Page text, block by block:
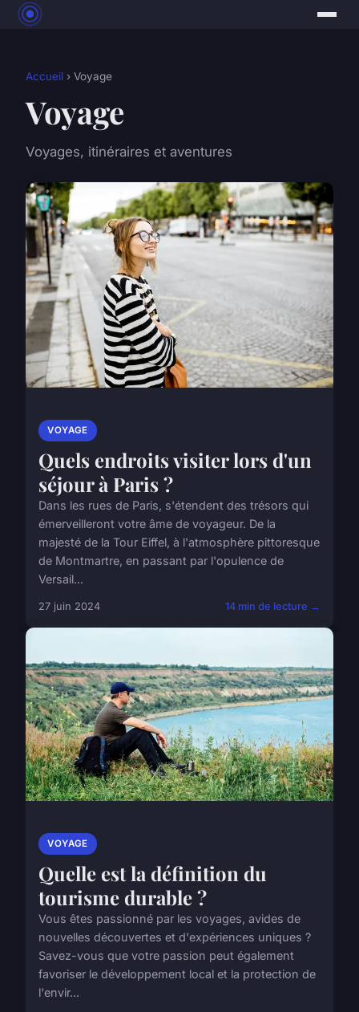
Accueil › Voyage
Voyage
Voyages, itinéraires et aventures
VOYAGE
Quels endroits visiter lors d'un
séjour à Paris ?
Dans les rues de Paris, s'étendent des trésors qui
émerveilleront votre âme de voyageur. De la
majesté de la Tour Eiffel, à l'atmosphère pittoresque
de Montmartre, en passant par l'opulence de
Versail...
27 juin 2024 14 min de lecture →
VOYAGE
Quelle est la définition du
tourisme durable ?
Vous êtes passionné par les voyages, avides de
nouvelles découvertes et d'expériences uniques ?
Savez-vous que votre passion peut également
favoriser le développement local et la protection de
l'envir...